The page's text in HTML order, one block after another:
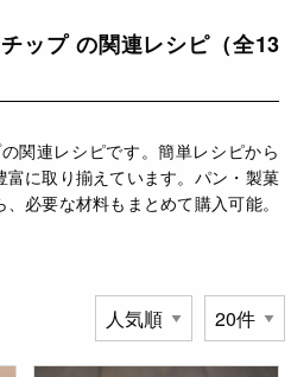
ップ の関連レシピ（全13
関連レシピです。簡単レシピから
に取り揃えています。パン・製菓
必要な材料もまとめて購入可能。